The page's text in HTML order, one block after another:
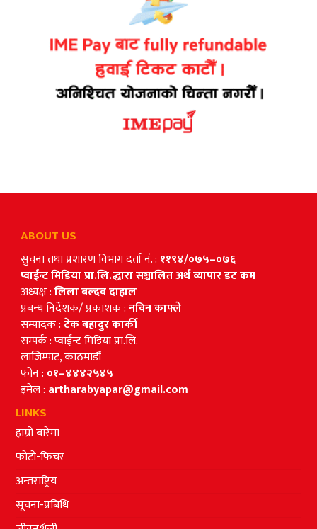
ABOUT US
सुचना तथा प्रशारण विभाग दर्ता नं. : ११९४/०७५–०७६
प्वाईन्ट मिडिया प्रा.लि.द्धारा सञ्चालित अर्थ व्यापार डट कम
अध्यक्ष :लिला बल्दव दाहाल
प्रबन्ध निर्देशक/ प्रकाशक :नविन काफ्ले
सम्पादक :टेक बहादुर कार्की
सम्पर्क : प्वाईन्ट मिडिया प्रा.लि.
लाजिम्पाट, काठमाडौं
फोन : ०१–४४४२५४५
इमेल : artharabyapar@gmail.com
LINKS
हाम्रो बारेमा
फोटो-फिचर
अन्तराष्ट्रिय
सूचना-प्रबिधि